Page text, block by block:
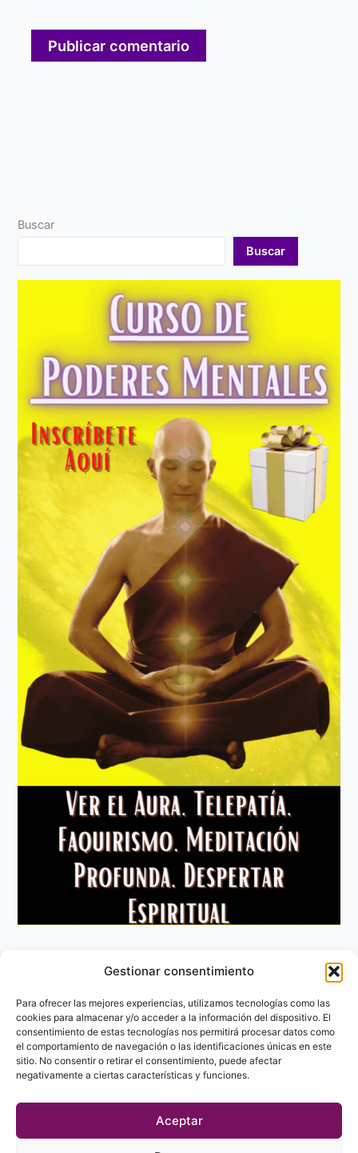
Gestionar consentimiento
Para ofrecer las mejores experiencias, utilizamos tecnologías como las
cookies para almacenar y/o acceder a la información del dispositivo. El
consentimiento de estas tecnologías nos permitirá procesar datos como
el comportamiento de navegación o las identificaciones únicas en este
sitio. No consentir o retirar el consentimiento, puede afectar
negativamente a ciertas características y funciones.
Aceptar
Buscar
Buscar
Aviso Legal
Política de privacidad
Política de Cookies
Contacto